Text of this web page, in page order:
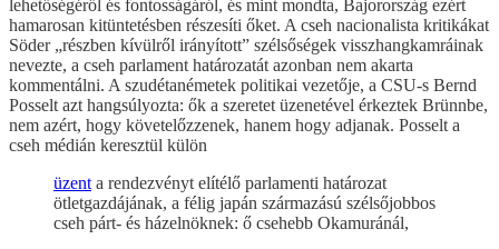
lehetőségéről és fontosságáról, és mint mondta, Bajorország ezért
hamarosan kitüntetésben részesíti őket. A cseh nacionalista kritikákat
Söder „részben kívülről irányított” szélsőségek visszhangkamráinak
nevezte, a cseh parlament határozatát azonban nem akarta
kommentálni. A szudétanémetek politikai vezetője, a CSU-s Bernd
Posselt azt hangsúlyozta: ők a szeretet üzenetével érkeztek Brünnbe,
nem azért, hogy követelőzzenek, hanem hogy adjanak. Posselt a
cseh médián keresztül külön
üzent a rendezvényt elítélő parlamenti határozat
ötletgazdájának, a félig japán származású szélsőjobbos
cseh párt- és házelnöknek: ő csehebb Okamuránál,